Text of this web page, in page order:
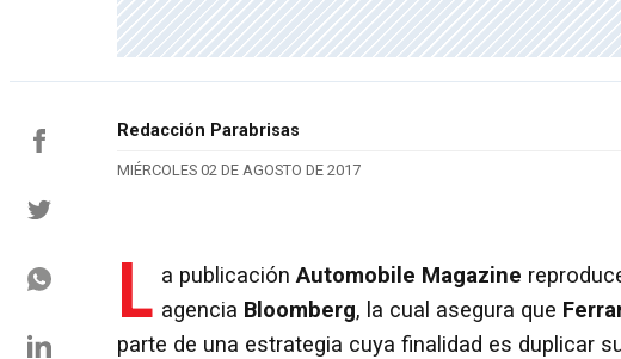
Redacción Parabrisas
MIÉRCOLES 02 DE AGOSTO DE 2017
L a publicaciónAutomobile Magazine
agencia Bloomberg, la cual asegura que
parte de una estrategia cuya finalidad es duplicar